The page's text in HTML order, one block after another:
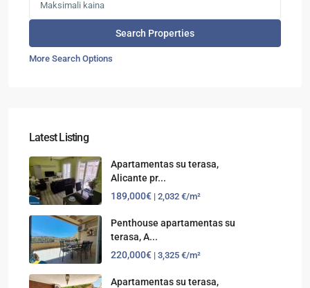
More Search Options
Latest Listing
Apartamentas su terasa,
Alicante pr...
189,000€ | 2,032 €/m²
Penthouse apartamentas su
terasa, A...
220,000€ | 3,325 €/m²
Apartamentas su terasa,